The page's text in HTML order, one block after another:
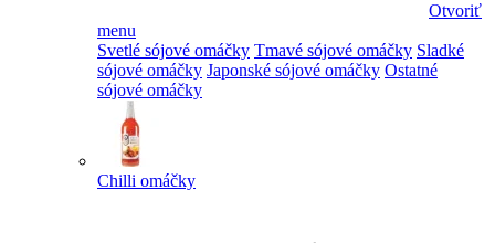
Otvoriť
menu
Svetlé sójové omáčky Tmavé sójové omáčky Sladké
sójové omáčky Japonské sójové omáčky Ostatné
sójové omáčky
Chilli omáčky